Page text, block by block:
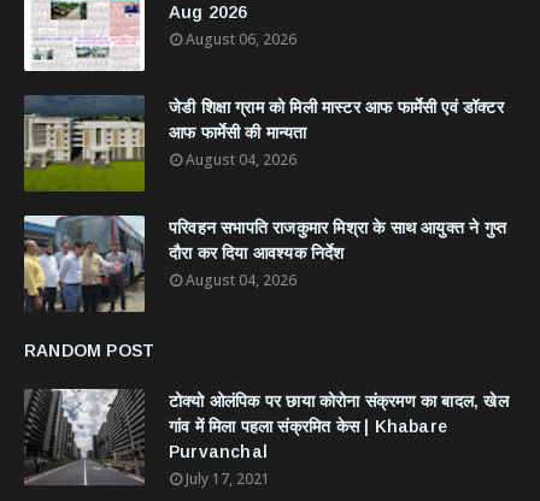
Aug 2026
August 06, 2026
जेडी शिक्षा ग्राम को मिली मास्टर आफ फार्मेसी एवं डॉक्टर
आफ फार्मेसी की मान्यता
August 04, 2026
परिवहन सभापति राजकुमार मिश्रा के साथ आयुक्त ने गुप्त
दौरा कर दिया आवश्यक निर्देश
August 04, 2026
RANDOM POST
टोक्यो ओलंपिक पर छाया कोरोना संक्रमण का बादल, खेल
गांव में मिला पहला संक्रमित केस | Khabare
Purvanchal
July 17, 2021